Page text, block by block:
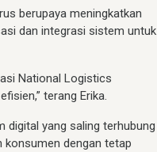
berupaya meningkatkan
dan integrasi sistem untuk
National Logistics
terang Erika.
digital yang saling terhubung
konsumen dengan tetap